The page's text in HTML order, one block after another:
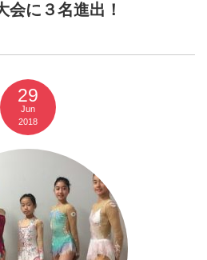
会に３名進出！
29
Jun
2018